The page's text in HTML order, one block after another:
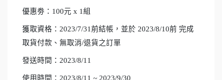
優惠劵：100元 x 1組
獲取資格：2023/7/31前結帳，並於 2023/8/10前 完成
取貨付款、無取消/退貨之訂單
發送時間：2023/8/11
使用時間：2023/8/11 ~ 2023/9/30